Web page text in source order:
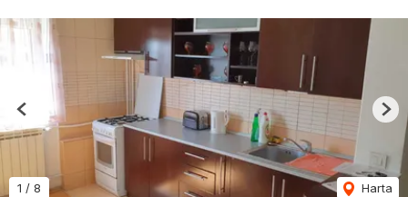
1 / 8 Harta
Previous